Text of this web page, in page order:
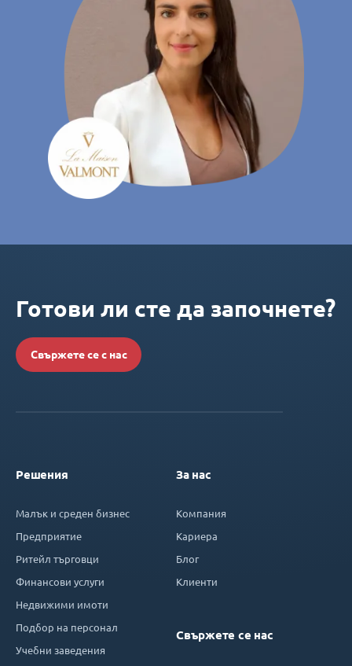
Готови ли сте да започнете?
Свържете се с нас
Решения
Малък и среден бизнес
Предприятие
Ритейл търговци
Финансови услуги
Недвижими имоти
Подбор на персонал
Учебни заведения
За нас
Компания
Кариера
Блог
Клиенти
Свържете се нас